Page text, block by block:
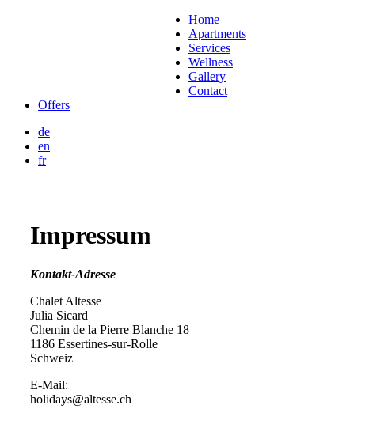
Home
Apartments
Services
Wellness
Gallery
Contact
Offers
de
en
fr
Impressum
Kontakt-Adresse
Chalet Altesse
Julia Sicard
Chemin de la Pierre Blanche 18
1186 Essertines-sur-Rolle
Schweiz
E-Mail:
holidays@altesse.ch